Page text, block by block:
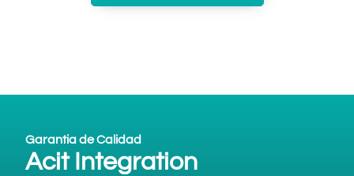
Garantia de Calidad
Acit Integration